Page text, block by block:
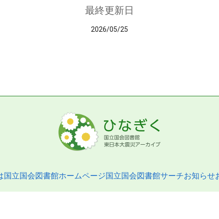
最終更新日
2026/05/25
国立国会図書館ホームページ国立国会図書館サーチお知らせ